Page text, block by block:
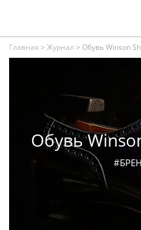
Главная > Журнал > Обувь Winson
Обувь